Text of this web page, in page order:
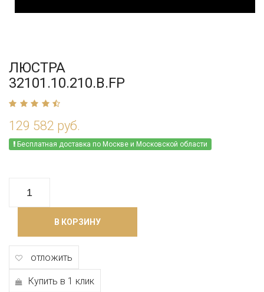
ЛЮСТРА
32101.10.210.B.FP
129 582 руб.
Бесплатная доставка по Москве и Московской области
В КОРЗИНУ
отложить
Купить в 1 клик